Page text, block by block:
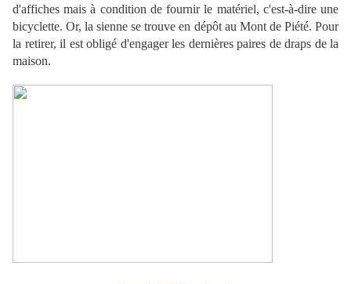
d'affiches mais à condition de fournir le matériel, c'est-à-dire une
bicyclette. Or, la sienne se trouve en dépôt au Mont de Piété. Pour
la retirer, il est obligé d'engager les dernières paires de draps de la
maison.